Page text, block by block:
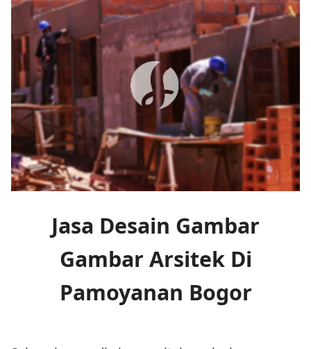
Jasa Desain Gambar
Gambar Arsitek Di
Pamoyanan Bogor